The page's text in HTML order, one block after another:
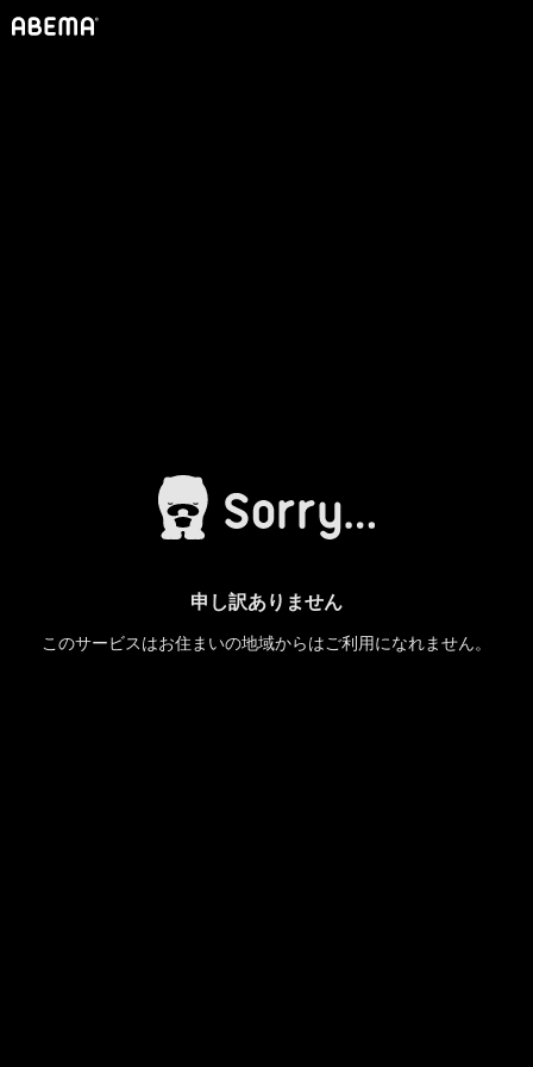
申し訳ありません
このサービスはお住まいの地域からはご利用になれません。